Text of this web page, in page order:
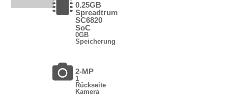
0.25GB
Spreadtrum
SC6820
SoC
0GB
Speicherung
2-MP
1
Rückseite
Kamera